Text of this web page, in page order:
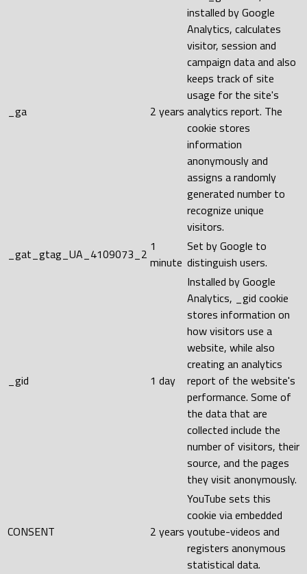
_ga 2 years
installed by Google
Analytics, calculates
visitor, session and
campaign data and also
keeps track of site
usage for the site's
analytics report. The
cookie stores
information
anonymously and
assigns a randomly
generated number to
recognize unique
visitors.
_gat_gtag_UA_4109073_2 1
minute
Set by Google to
distinguish users.
_gid 1 day
Installed by Google
Analytics, _gid cookie
stores information on
how visitors use a
website, while also
creating an analytics
report of the website's
performance. Some of
the data that are
collected include the
number of visitors, their
source, and the pages
they visit anonymously.
CONSENT 2 years
YouTube sets this
cookie via embedded
youtube-videos and
registers anonymous
statistical data.